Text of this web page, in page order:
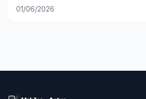
01/06/2026